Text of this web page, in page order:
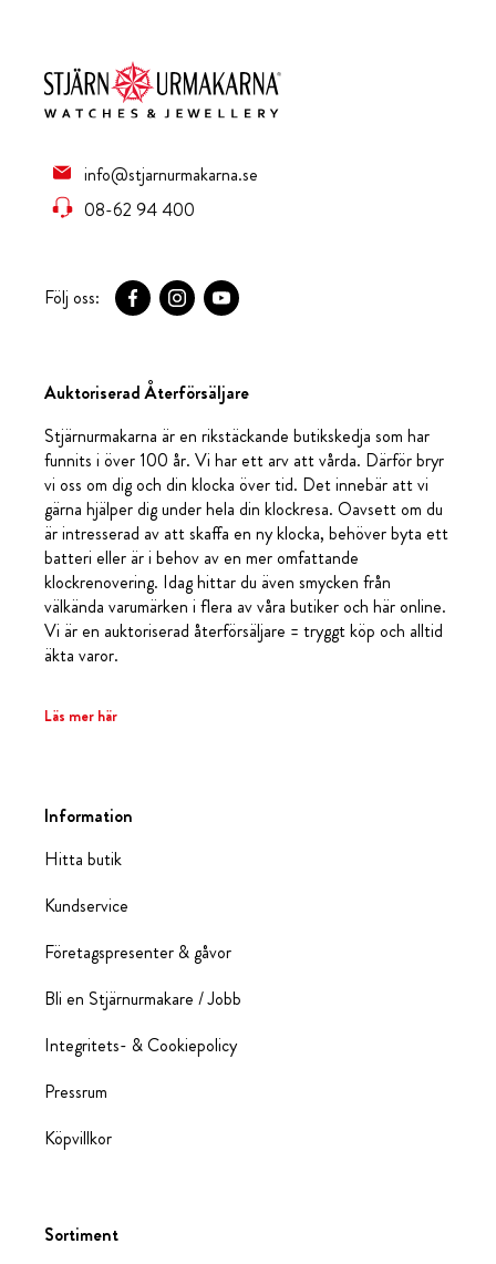
info@stjarnurmakarna.se
08-62 94 400
Följ oss:
Auktoriserad Återförsäljare
Stjärnurmakarna är en rikstäckande butikskedja som har
funnits i över 100 år. Vi har ett arv att vårda. Därför bryr
vi oss om dig och din klocka över tid. Det innebär att vi
gärna hjälper dig under hela din klockresa. Oavsett om du
är intresserad av att skaffa en ny klocka, behöver byta ett
batteri eller är i behov av en mer omfattande
klockrenovering. Idag hittar du även smycken från
välkända varumärken i flera av våra butiker och här online.
Vi är en auktoriserad återförsäljare = tryggt köp och alltid
äkta varor.
Läs mer här
Information
Hitta butik
Kundservice
Företagspresenter & gåvor
Bli en Stjärnurmakare / Jobb
Integritets- & Cookiepolicy
Pressrum
Köpvillkor
Sortiment